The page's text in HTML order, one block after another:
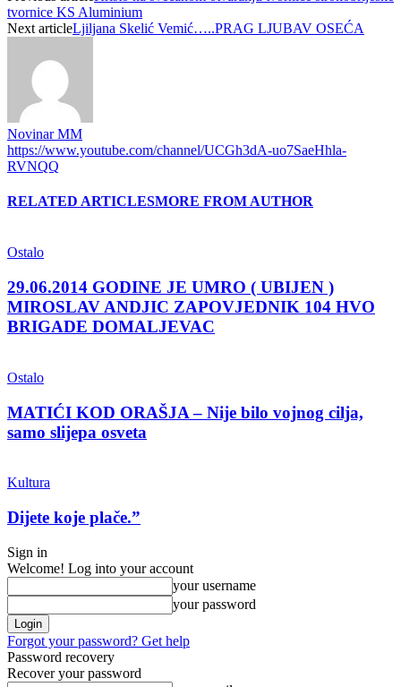
tvornice KS Aluminium
Next articleLjiljana Skelić Vemić…..PRAG LJUBAV OSEĆA
Novinar MM
https://www.youtube.com/channel/UCGh3dA-uo7SaeHhla-
RVNQQ
RELATED ARTICLESMORE FROM AUTHOR
Ostalo
29.06.2014 GODINE JE UMRO ( UBIJEN )
MIROSLAV ANDJIC ZAPOVJEDNIK 104 HVO
BRIGADE DOMALJEVAC
Ostalo
MATIĆI KOD ORAŠJA – Nije bilo vojnog cilja,
samo slijepa osveta
Kultura
Dijete koje plače.”
Sign in
Welcome! Log into your account
your username
your password
Forgot your password? Get help
Password recovery
Recover your password